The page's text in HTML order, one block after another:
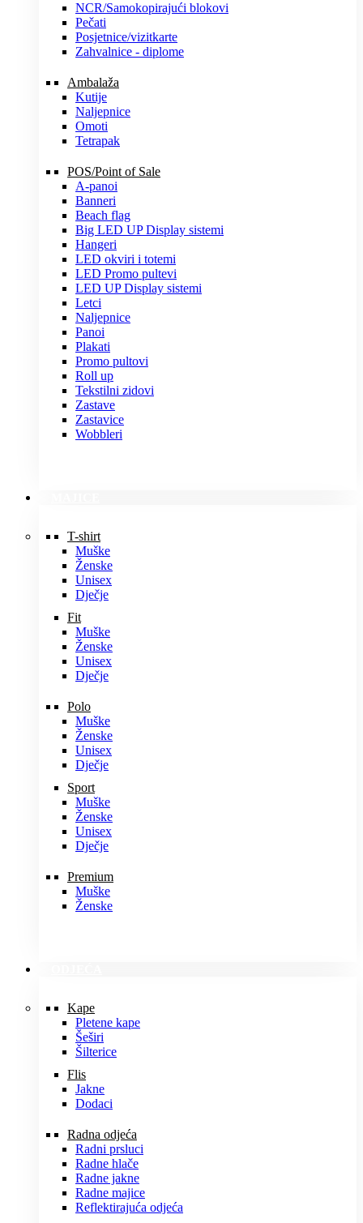
NCR/Samokopirajući blokovi
Pečati
Posjetnice/vizitkarte
Zahvalnice - diplome
Ambalaža
Kutije
Naljepnice
Omoti
Tetrapak
POS/Point of Sale
A-panoi
Banneri
Beach flag
Big LED UP Display sistemi
Hangeri
LED okviri i totemi
LED Promo pultevi
LED UP Display sistemi
Letci
Naljepnice
Panoi
Plakati
Promo pultovi
Roll up
Tekstilni zidovi
Zastave
Zastavice
Wobbleri
T-shirt
Muške
Ženske
Unisex
Dječje
Fit
Muške
Ženske
Unisex
Dječje
Polo
Muške
Ženske
Unisex
Dječje
Sport
Muške
Ženske
Unisex
Dječje
Premium
Muške
Ženske
Kape
Pletene kape
Šeširi
Šilterice
Flis
Jakne
Dodaci
Radna odjeća
Radni prsluci
Radne hlače
Radne jakne
Radne majice
Reflektirajuća odjeća